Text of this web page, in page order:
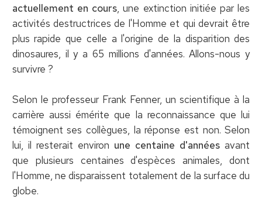
actuellement en cours, une extinction initiée par les
activités destructrices de l'Homme et qui devrait être
plus rapide que celle a l'origine de la disparition des
dinosaures, il y a 65 millions d'années. Allons-nous y
survivre ?
Selon le professeur Frank Fenner, un scientifique à la
carrière aussi émérite que la reconnaissance que lui
témoignent ses collègues, la réponse est non. Selon
lui, il resterait environ une centaine d'années avant
que plusieurs centaines d'espèces animales, dont
l'Homme, ne disparaissent totalement de la surface du
globe.